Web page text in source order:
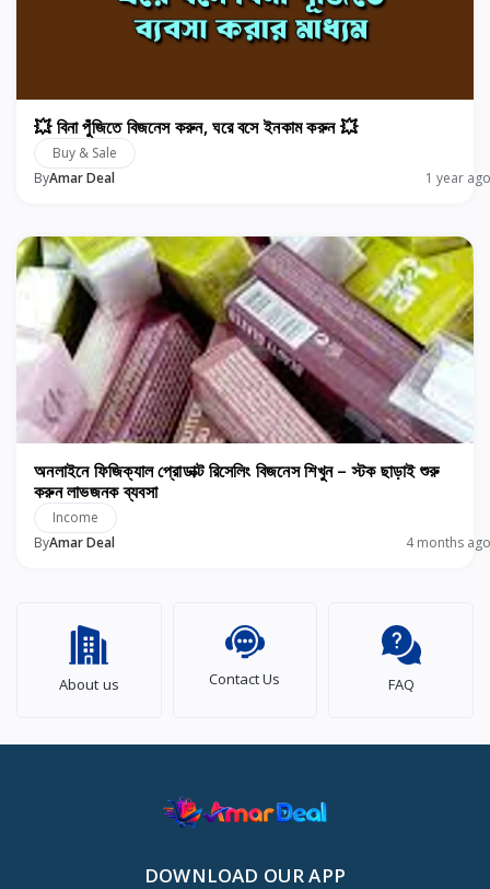
💥 বিনা পুঁজিতে বিজনেস করুন, ঘরে বসে ইনকাম করুন 💥
Buy & Sale
ByAmar Deal 1 year ago
অনলাইনে ফিজিক্যাল প্রোডাক্ট রিসেলিং বিজনেস শিখুন – স্টক ছাড়াই শুরু
করুন লাভজনক ব্যবসা
Income
ByAmar Deal 4 months ago
About us Contact Us FAQ
DOWNLOAD OUR APP